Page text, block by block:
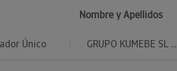
Nombre y Apellidos
Único GRUPO KUMEBE SL ...